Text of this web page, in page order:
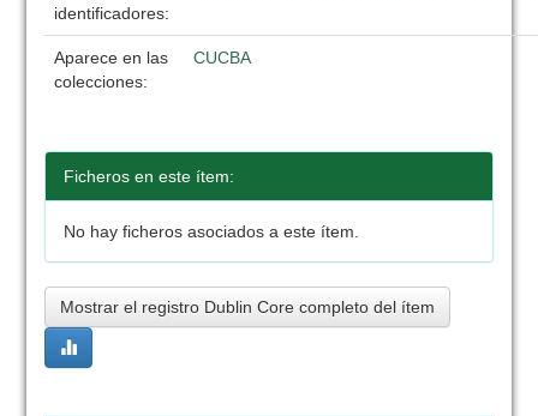
identificadores:
Aparece en las
colecciones:
CUCBA
Ficheros en este ítem:
No hay ficheros asociados a este ítem.
Mostrar el registro Dublin Core completo del ítem